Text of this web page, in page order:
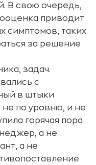
В свою очередь,
приводит
симптомов, таких
за решение
задач.
с
в штыки
по уровню, и не
горячая пора
а не
а не